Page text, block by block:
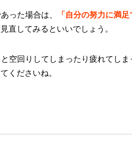
った場合は、 「 自分の努力に満
直してみるといいでしょう。
空回りしてしまったり疲れてし
くださいね。